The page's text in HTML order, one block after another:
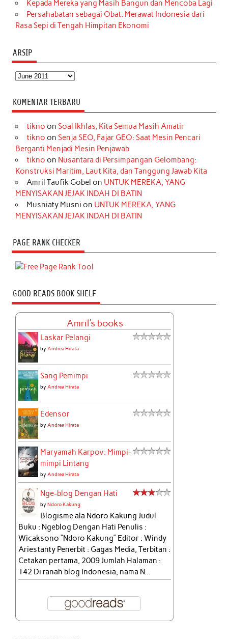
Kepada Mereka yang Masih Bangun dan Mencoba Lagi
Persahabatan sebagai Obat: Merawat Indonesia dari
Rasa Sepi di Tengah Himpitan Ekonomi
ARSIP
Arsip
KOMENTAR TERBARU
tikno on Soal Ikhlas, Kita Semua Masih Amatir
tikno on Senja SEO, Fajar GEO: Saat Mesin Pencari
Berganti Menjadi Mesin Penjawab
tikno on Nusantara di Persimpangan Gelombang:
Konstruksi Maritim, Laut Kita, dan Tanggung Jawab Kita
Amril Taufik Gobel on UNTUK MEREKA, YANG
MENYISAKAN JEJAK INDAH DI BATIN
Musniaty Musni on UNTUK MEREKA, YANG
MENYISAKAN JEJAK INDAH DI BATIN
PAGE RANK CHECKER
GOOD READS BOOK SHELF
Amril's books
Laskar Pelangi
byAndrea Hirata
Sang Pemimpi
byAndrea Hirata
Edensor
byAndrea Hirata
Maryamah Karpov: Mimpi-
mimpi Lintang
byAndrea Hirata
Nge-blog Dengan Hati
byNdoro Kakung
Blogisme ala Ndoro Kakung Judul
Buku : Ngeblog Dengan Hati Penulis :
Wicaksono “Ndoro Kakung” Editor : Windy
Ariestanty Penerbit : Gagas Media, Terbitan :
Cetakan pertama, 2009 Jumlah Halaman :
142 Di ranah blog Indonesia, nama N...